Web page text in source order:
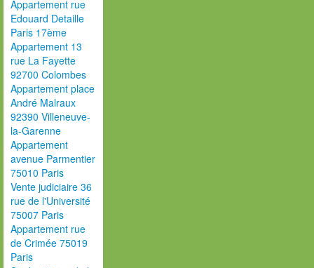
Appartement rue
Edouard Detaille
Paris 17ème
Appartement 13
rue La Fayette
92700 Colombes
Appartement place
André Malraux
92390 Villeneuve-
la-Garenne
Appartement
avenue Parmentier
75010 Paris
Vente judiciaire 36
rue de l'Université
75007 Paris
Appartement rue
de Crimée 75019
Paris